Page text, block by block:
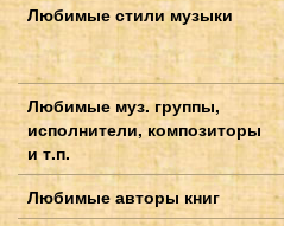
Любимые стили музыки
Любимые муз. группы,
исполнители, композиторы
и т.п.
Любимые авторы книг